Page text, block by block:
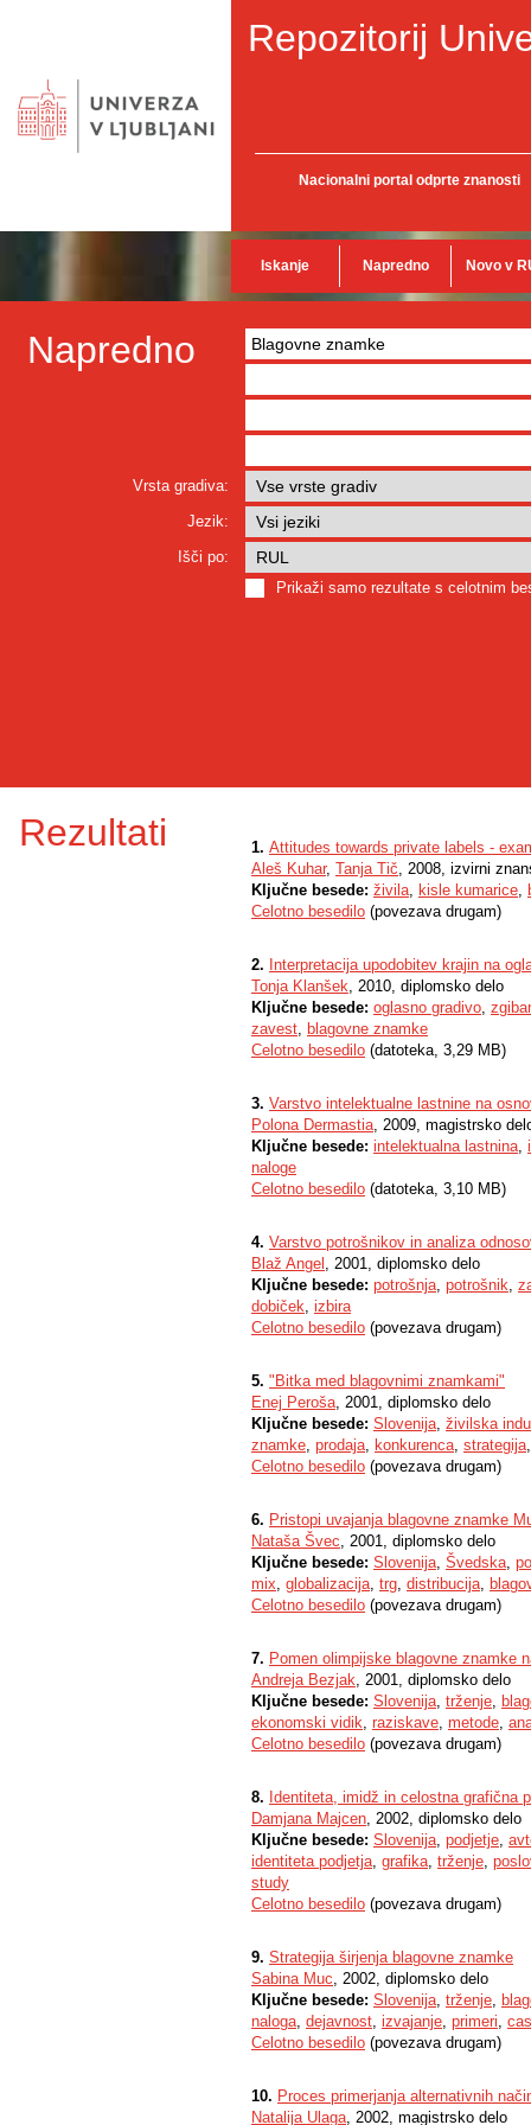
Repozitorij
Nacionalni portal odprte znanosti
Iskanje Napredno Novo v
Napredno
Vrsta gradiva:
Jezik:
Išči po:
Prikaži samo rezultate s celotnim
Rezultati 1. Attitudes towards private labels -
Aleš Kuhar, Tanja Tič, 2008, izvirni
Ključne besede: živila, kisle kumarice,
Celotno besedilo (povezava drugam)
2. Interpretacija upodobitev krajin na
Tonja Klanšek, 2010, diplomsko delo
Ključne besede: oglasno gradivo,
zavest, blagovne znamke
Celotno besedilo (datoteka, 3,29 MB)
3. Varstvo intelektualne lastnine na
Polona Dermastia, 2009, magistrsko
Ključne besede: intelektualna lastnina,
naloge
Celotno besedilo (datoteka, 3,10 MB)
4. Varstvo potrošnikov in analiza
Blaž Angel , 2001, diplomsko delo
Ključne besede: potrošnja, potrošnik,
dobiček, izbira
Celotno besedilo (povezava drugam)
5. "Bitka med blagovnimi znamkami"
Enej Peroša, 2001, diplomsko delo
Ključne besede: Slovenija, živilska
znamke, prodaja, konkurenca, strategija
Celotno besedilo (povezava drugam)
6. Pristopi uvajanja blagovne znamke
Nataša Švec, 2001, diplomsko delo
Ključne besede: Slovenija, Švedska,
mix, globalizacija, trg, distribucija,
Celotno besedilo (povezava drugam)
7. Pomen olimpijske blagovne znamke
Andreja Bezjak, 2001, diplomsko delo
Ključne besede: Slovenija, trženje,
ekonomski vidik, raziskave, metode,
Celotno besedilo (povezava drugam)
8. Identiteta, imidž in celostna grafična
Damjana Majcen, 2002, diplomsko delo
Ključne besede: Slovenija, podjetje,
identiteta podjetja, grafika, trženje,
study
Celotno besedilo (povezava drugam)
9. Strategija širjenja blagovne znamke
Sabina Muc, 2002, diplomsko delo
Ključne besede: Slovenija, trženje,
naloga, dejavnost, izvajanje, primeri,
Celotno besedilo (povezava drugam)
10. Proces primerjanja alternativnih
Natalija Ulaga, 2002, magistrsko delo